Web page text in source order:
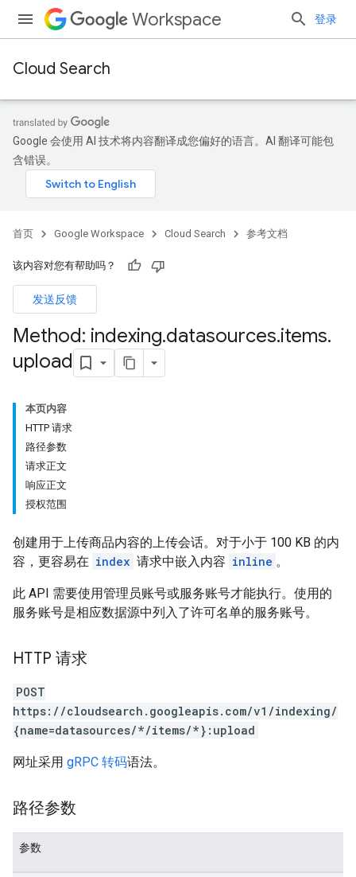
Workspace 登录
Cloud Search
Google 会使用 AI 技术将内容翻译成您偏好的语言。AI 翻译可能包
含错误。
首页 Google Workspace Cloud Search 参考文档
该内容对您有帮助吗？
发送反馈
Method: indexing.datasources.items.
upload
本页内容
HTTP 请求
路径参数
请求正文
响应正文
授权范围
创建用于上传商品内容的上传会话。对于小于 100 KB 的内
容，更容易在 index 请求中嵌入内容 inline 。
此 API 需要使用管理员账号或服务账号才能执行。使用的
服务账号是相应数据源中列入了许可名单的服务账号。
HTTP 请求
POST
https://cloudsearch.googleapis.com/v1/indexing/
{name=datasources/*/items/*}:upload
网址采用 gRPC 转码语法。
路径参数
参数